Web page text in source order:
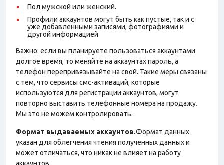
Пол мужской или женский.
Профили аккаунтов могут быть как пустые, так и с
уже добавленными записями, фотографиями и
другой информацией
Важно: если вы планируете пользоваться аккаунтами
долгое время, то меняйте на аккаунтах пароль, а
телефон перепривязывайте на свой. Такие меры связаны
с тем, что сервисы смс-активаций, которые
используются для регистрации аккаунтов, могут
повторно выставить телефонные номера на продажу.
Мы это не можем контролировать.
Формат выдаваемых аккаунтов.Формат данных
указан для облегчения чтения полученных данных и
может отличаться, что никак не влияет на работу